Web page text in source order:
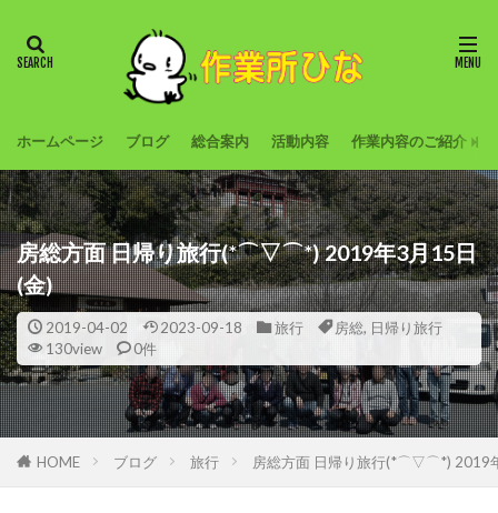
ホームページ ブログ 総合案内 活動内容 作業内容のご紹介
房総方面 日帰り旅行(*⌒▽⌒*) 2019年3月15日
(金)
2019-04-02 2023-09-18 旅行 房総, 日帰り旅行
130view
0件
HOME ブログ 旅行 房総方面 日帰り旅行(*⌒▽⌒*) 2019